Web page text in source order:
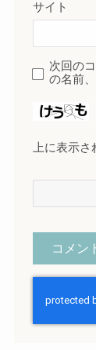
サイト
次回の
の名前
上に表示